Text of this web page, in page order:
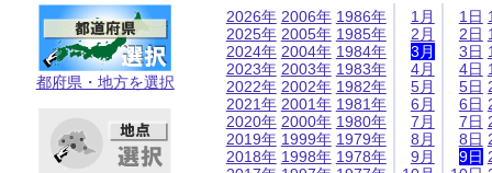
都府県・地方を選択
2026年
2025年
2024年
2023年
2022年
2021年
2020年
2019年
2018年
2006年
2005年
2004年
2003年
2002年
2001年
2000年
1999年
1998年
1986年
1985年
1984年
1983年
1982年
1981年
1980年
1979年
1978年
1月
2月
3月
4月
5月
6月
7月
8月
9月
1日
2日
3日
4日
5日
6日
7日
8日
9日